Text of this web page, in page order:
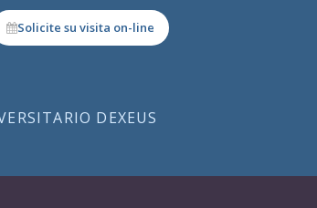
Solicite su visita on-line
DEXEUS